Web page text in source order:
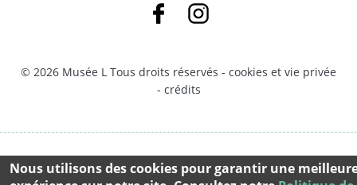
© 2026 Musée L Tous droits réservés - cookies et vie privée
- crédits
Nous utilisons des cookies pour garantir une